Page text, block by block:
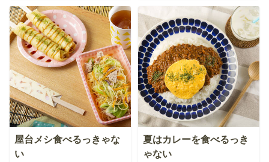
屋台メシ食べるっきゃな
い
夏はカレーを食べるっき
ゃない